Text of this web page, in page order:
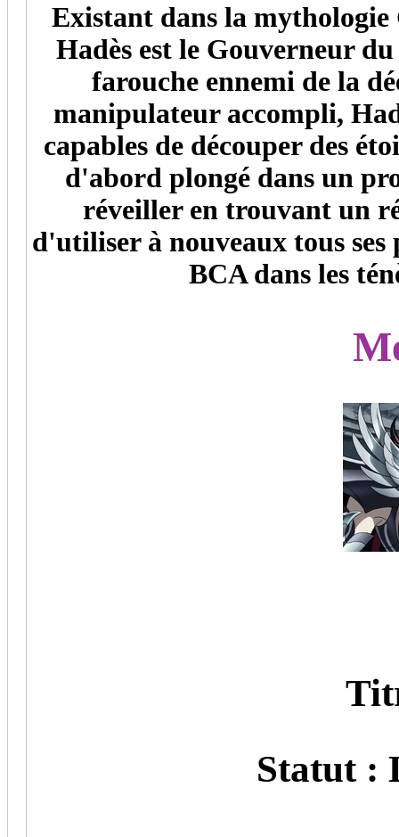
Existant dans la
Hadès est le Gouverneur
farouche ennemi de la
manipulateur accompli,
capables de découper des
d'abord plongé dans un
réveiller en trouvant un
d'utiliser à nouveaux tous
BCA dans les
Statut :